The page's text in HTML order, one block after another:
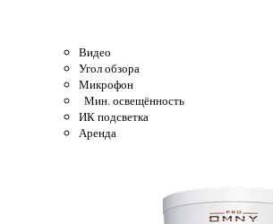
Видео
Угол обзора
Микрофон
Мин. освещённость
ИК подсветка
Аренда